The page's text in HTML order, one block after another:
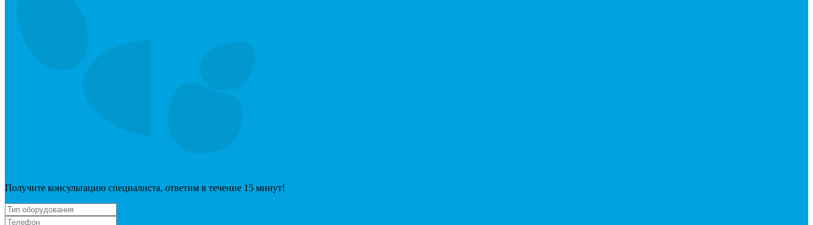
Получите консультацию специалиста, ответим в течение 15 минут!